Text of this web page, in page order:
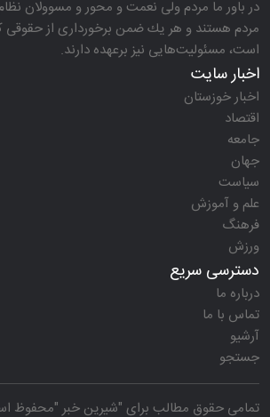
در باور ما مردم ولی نعمت و محور و مسوولان
مردم هستند و هر یك ضمن برخورداری از
است، مسئولیت‌هایی نیز برعهده دارند.
اخبار سایت
اخبار خوزستان
اقتصاد
جامعه
جهان
سیاست
علم و آموزش
فرهنگ
ورزش
دسترسی سریع
درباره ما
تماس با ما
آرشیو
جستجو
تمامی حقوق مطالب برای "شیرین خبر"محفوظ